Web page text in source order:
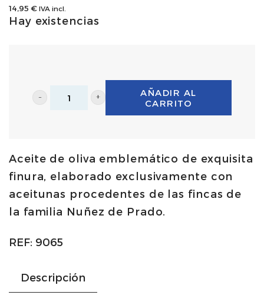
14,95 € IVA incl.
Hay existencias
Aceite
ecológico
50cl
|
Nuñez
Prado
AÑADIR AL
CARRITO
Aceite de oliva emblemático de exquisita
finura, elaborado exclusivamente con
aceitunas procedentes de las fincas de
la familia Nuñez de Prado.
REF: 9065
Descripción